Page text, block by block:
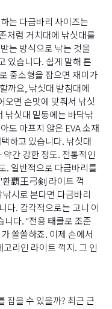
는 다금바리 사이즈는
처럼 거치대에 낚싯대를
는 방식으로 낚는 것을
있습니다. 쉽게 말해 튼
중소형을 잡으면 재미가
까요, 낚싯대 받침대에
오면 손맛에 맞춰서 낚싯
낚싯대 밑둥에는 바닥낚
도 아프지 않은 EVA 소재
하고 있습니다. 낚싯대
간 강한 정도. 전통적인
. 일반적으로 다금바리를
覇王弓剣 라이트 꺽
시로 본다면 다금바리
다. 감각적으로는 고니 이
니다. "전용 태클로 조준
쏠쏠하죠. 이제 손에서
리인 라이트 꺽지. 그 인
잡을 수 있을까? 최근 근